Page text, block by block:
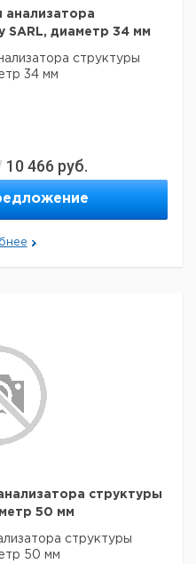
анализатора
SARL, диаметр 34 мм
структуры
34 мм
10 466 руб.
структуры
50 мм
структуры
50 мм